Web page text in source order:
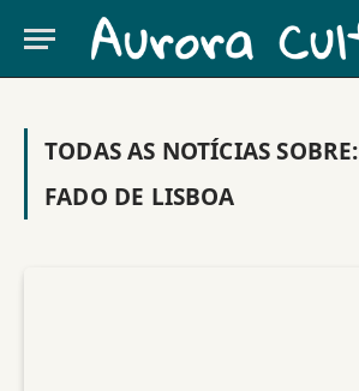
TODAS AS NOTÍCIAS SOBRE:
FADO DE LISBOA